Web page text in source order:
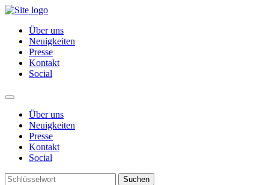
Über uns
Neuigkeiten
Presse
Kontakt
Social
Über uns
Neuigkeiten
Presse
Kontakt
Social
Suchen